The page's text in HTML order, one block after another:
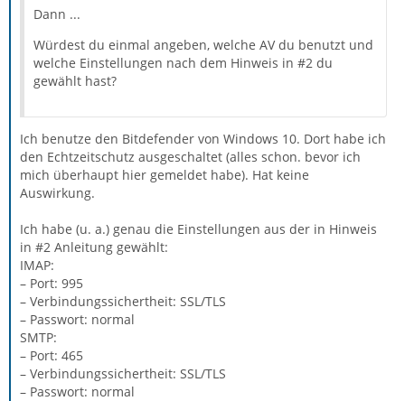
Dann ...
Würdest du einmal angeben, welche AV du benutzt und
welche Einstellungen nach dem Hinweis in #2 du
gewählt hast?
Ich benutze den Bitdefender von Windows 10. Dort habe ich
den Echtzeitschutz ausgeschaltet (alles schon. bevor ich
mich überhaupt hier gemeldet habe). Hat keine
Auswirkung.
Ich habe (u. a.) genau die Einstellungen aus der in Hinweis
in #2 Anleitung gewählt:
IMAP:
– Port: 995
– Verbindungssichertheit: SSL/TLS
– Passwort: normal
SMTP:
– Port: 465
– Verbindungssichertheit: SSL/TLS
– Passwort: normal